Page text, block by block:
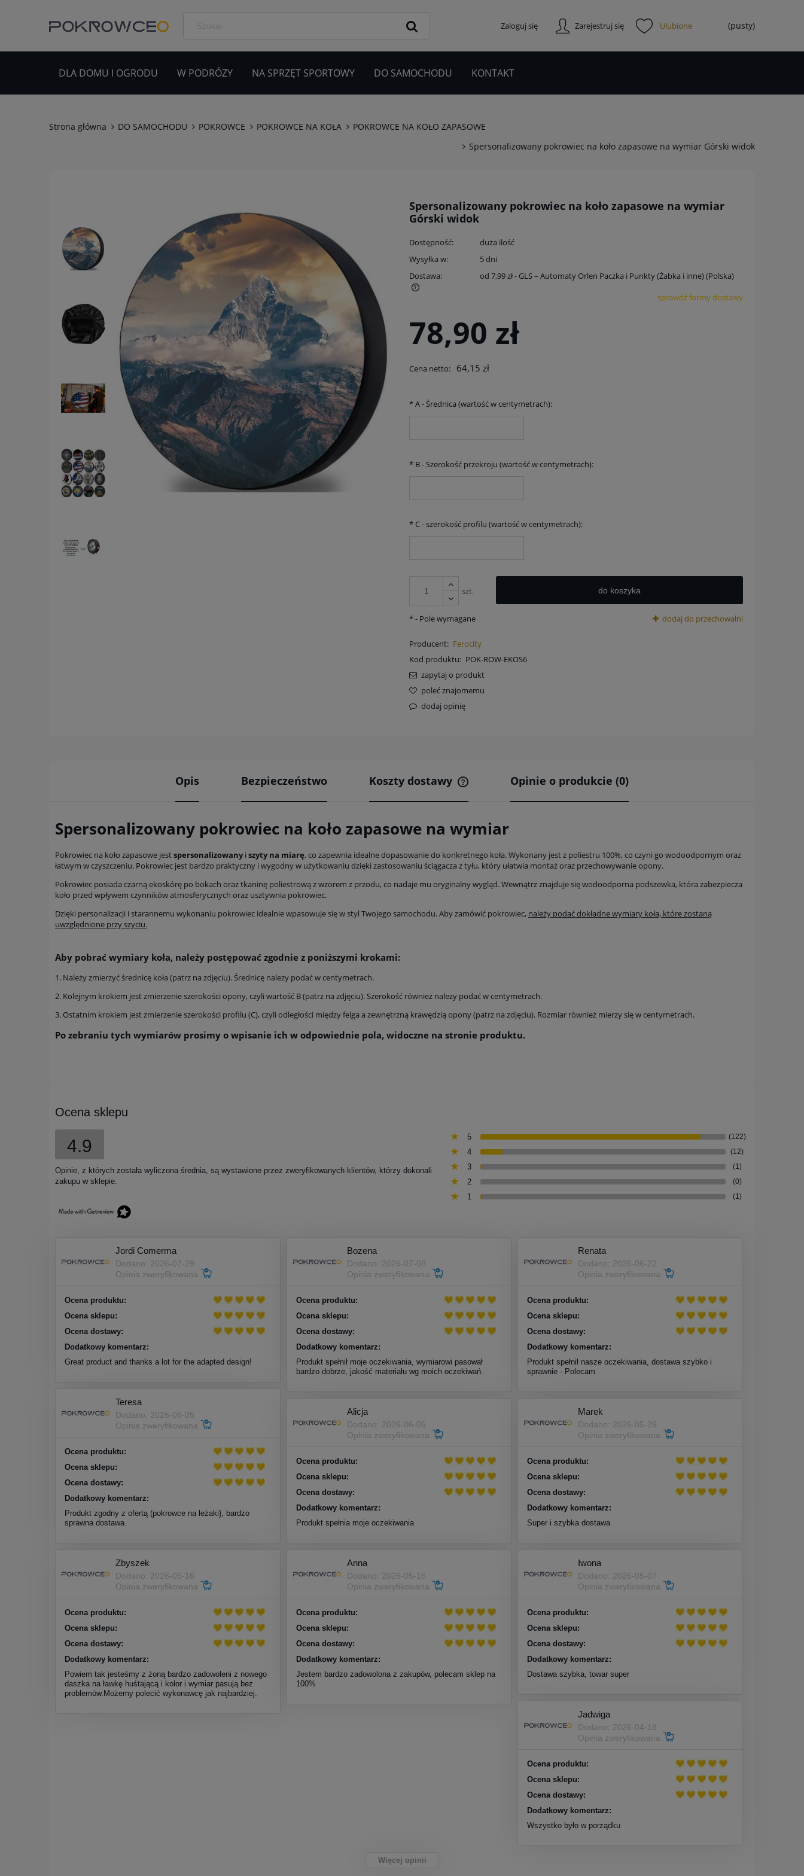
Zarejestruj się
Zaloguj się (pusty)
DLA DOMU I OGRODU W PODRÓZY NA SPRZĘT SPORTOWY DO SAMOCHODU KONTAKT
Strona główna DO SAMOCHODU POKROWCE POKROWCE NA KOŁA
POKROWCE NA KOŁO ZAPASOWE
Spersonalizowany pokrowiec na koło zapasowe na wymiar Górski widok
Spersonalizowany pokrowiec na koło zapasowe na wymiar
Górski widok
Dostępność:
duża ilość
Wysyłka w:
5 dni
Dostawa:
od 7,99 zł- GLS – Automaty Orlen Paczka i Punkty (Żabka i inne)(Polska)
Cena nie zawiera ewentualnych kosztów
płatności
sprawdź formy dostawy
78,90 zł
Cena netto: 64,15 zł
*A - Średnica (wartość w centymetrach):
* B - Szerokość przekroju (wartość w centymetrach):
* C - szerokość profilu (wartość w centymetrach):
szt. do koszyka
dodaj do przechowalni
*- Pole wymagane
Producent: Ferocity
Kod produktu: POK-ROW-EKOS6
zapytaj o produkt
poleć znajomemu
dodaj opinię
Opis Bezpieczeństwo Koszty dostawy
kosztów płatności
Opinie o produkcie (0)
Spersonalizowany pokrowiec na koło zapasowe na wymiar
Pokrowiec na koło zapasowe jestspersonalizowanyi szyty na miarę, co zapewnia idealne dopasowanie do konkretnego koła. Wykonany jest z poliestru 100%, co czyni go wodoodpornym oraz
łatwym w czyszczeniu. Pokrowiec jest bardzo praktyczny i wygodny w użytkowaniu dzięki zastosowaniu ściągacza z tyłu, który ułatwia montaż oraz przechowywanie opony.
Pokrowiec posiada czarną ekoskórę po bokach oraz tkaninę poliestrową z wzorem z przodu, co nadaje mu oryginalny wygląd. Wewnątrz znajduje się wodoodporna podszewka, która zabezpiecza
koło przed wpływem czynników atmosferycznych oraz usztywnia pokrowiec.
Dzięki personalizacji i starannemu wykonaniu pokrowiec idealnie wpasowuje się w styl Twojego samochodu. Aby zamówić pokrowiec, należy podać dokładne wymiary koła, które zostaną
uwzględnione przy szyciu.
Aby pobrać wymiary koła, należy postępować zgodnie z poniższymi krokami:
1. Należy zmierzyć średnicę koła (patrz na zdjęciu). Średnicę nalezy podać w centymetrach.
2. Kolejnym krokiem jest zmierzenie szerokości opony, czyli wartość B (patrz na zdjęciu). Szerokość również nalezy podać w centymetrach.
3. Ostatnim krokiem jest zmierzenie szerokości profilu (C), czyli odległości między felga a zewnętrzną krawędzią opony (patrz na zdjęciu). Rozmiar również mierzy się w centymetrach.
Po zebraniu tych wymiarów prosimy o wpisanie ich w odpowiednie pola, widoczne na stronie produktu.
Ocena sklepu
4.9
Opinie, z których została wyliczona średnia, są wystawione przez zweryfikowanych klientów, którzy dokonali
zakupu w sklepie.
5 (122)
4 (12)
3 (1)
2 (0)
1 (1)
Jordi Comerma
Dodano: 2026-07-29
Opinia zweryfikowana
Ocena produktu:
Ocena sklepu:
Ocena dostawy:
Dodatkowy komentarz:
Great product and thanks a lot for the adapted design!
Bozena
Dodano: 2026-07-08
Opinia zweryfikowana
Ocena produktu:
Ocena sklepu:
Ocena dostawy:
Dodatkowy komentarz:
Produkt spełnił moje oczekiwania, wymiarowi pasował
bardzo dobrze, jakość materiału wg moich oczekiwań.
Renata
Dodano: 2026-06-22
Opinia zweryfikowana
Ocena produktu:
Ocena sklepu:
Ocena dostawy:
Dodatkowy komentarz:
Produkt spełnił nasze oczekiwania, dostawa szybko i
sprawnie - Polecam
Teresa
Dodano: 2026-06-05
Opinia zweryfikowana
Ocena produktu:
Ocena sklepu:
Ocena dostawy:
Dodatkowy komentarz:
Produkt zgodny z ofertą (pokrowce na leżaki}, bardzo
sprawna dostawa.
Alicja
Dodano: 2026-06-05
Opinia zweryfikowana
Ocena produktu:
Ocena sklepu:
Ocena dostawy:
Dodatkowy komentarz:
Produkt spełnia moje oczekiwania
Marek
Dodano: 2026-05-29
Opinia zweryfikowana
Ocena produktu:
Ocena sklepu:
Ocena dostawy:
Dodatkowy komentarz:
Super i szybka dostawa
Zbyszek
Dodano: 2026-05-16
Opinia zweryfikowana
Ocena produktu:
Ocena sklepu:
Ocena dostawy:
Dodatkowy komentarz:
Powiem tak jesteśmy z żoną bardzo zadowoleni z nowego
daszka na ławkę huśtającą i kolor i wymiar pasują bez
problemów.Możemy polecić wykonawcę jak najbardziej.
Anna
Dodano: 2026-05-16
Opinia zweryfikowana
Ocena produktu:
Ocena sklepu:
Ocena dostawy:
Dodatkowy komentarz:
Jestem bardzo zadowolona z zakupów, polecam sklep na
100%
Iwona
Dodano: 2026-05-07
Opinia zweryfikowana
Ocena produktu:
Ocena sklepu:
Ocena dostawy:
Dodatkowy komentarz:
Dostawa szybka, towar super
Jadwiga
Dodano: 2026-04-18
Opinia zweryfikowana
Ocena produktu:
Ocena sklepu:
Ocena dostawy:
Dodatkowy komentarz:
Wszystko było w porządku
Więcej opinii